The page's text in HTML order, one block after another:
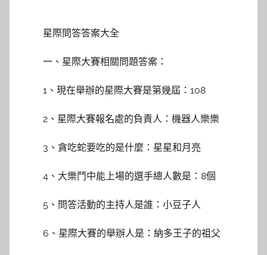
星際問答答案大全
一、星際大賽相關問題答案：
1、現在舉辦的星際大賽是第幾屆：108
2、星際大賽報名處的負責人：機器人樂樂
3、貪吃蛇要吃的是什麼：星星和月亮
4、大樂鬥中能上場的選手總人數是：8個
5、問答活動的主持人是誰：小豆子人
6、星際大賽的舉辦人是：納多王子的祖父